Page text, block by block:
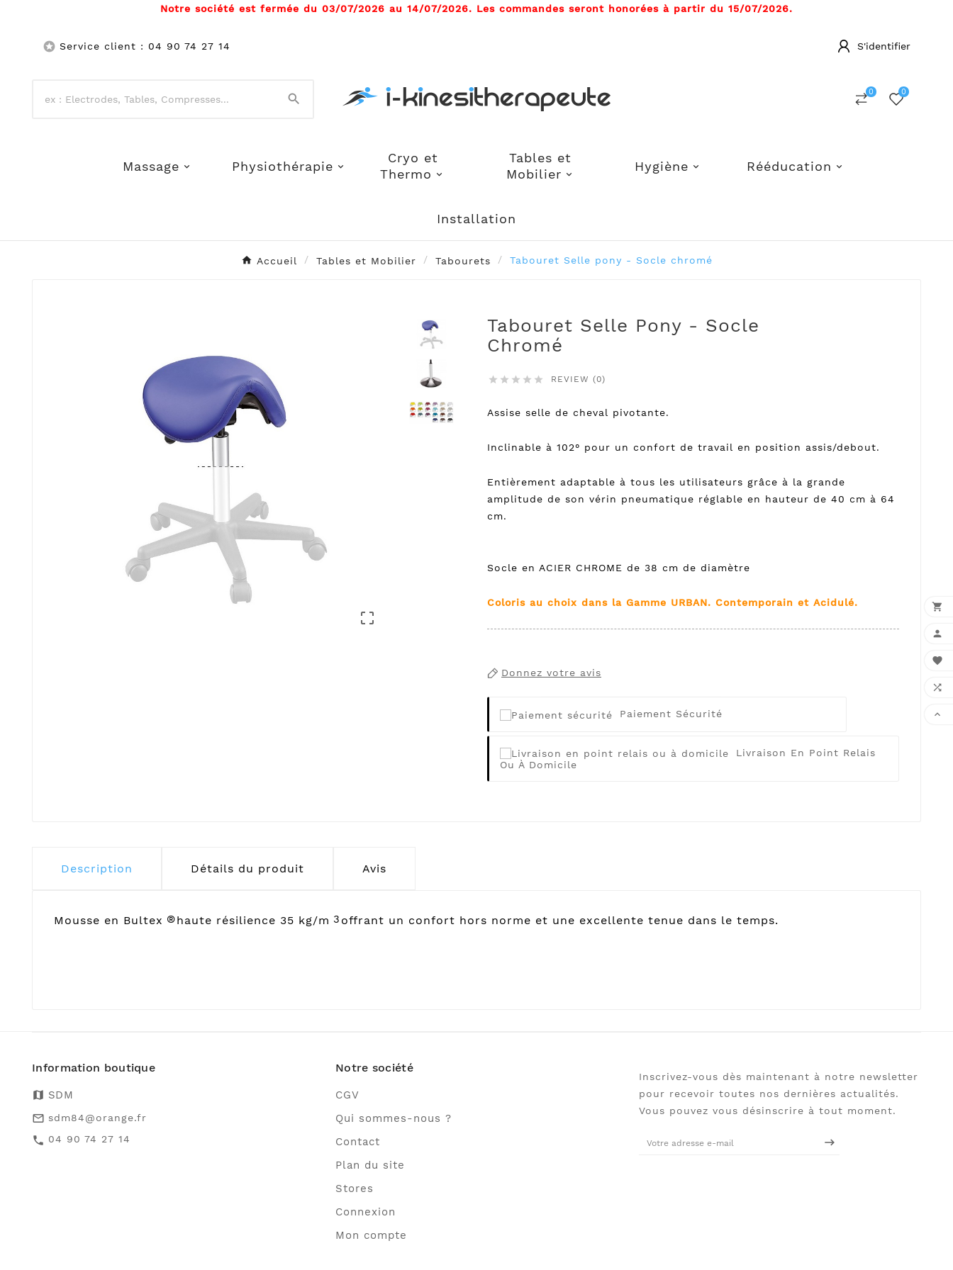
Notre société est fermée du 03/07/2026 au 14/07/2026. Les commandes seront honorées à partir du 15/07/2026.
 Service client : 04 90 74 27 14 S'identifier
 0 0
Massage Physiothérapie
Cryo et
Thermo
Tables et
Mobilier
Hygiène Rééducation
Installation
Accueil Tables et Mobilier Tabourets Tabouret Selle pony - Socle chromé

Tabouret Selle Pony - Socle
Chromé
     REVIEW (0)
Assise selle de cheval pivotante.
Inclinable à 102° pour un confort de travail en position assis/debout.
Entièrement adaptable à tous les utilisateurs grâce à la grande
amplitude de son vérin pneumatique réglable en hauteur de 40 cm à 64
cm.
Socle en ACIER CHROME de 38 cm de diamètre
Coloris au choix dans la Gamme URBAN. Contemporain et Acidulé.
Donnez votre avis
Paiement Sécurité
Livraison En Point Relais
Ou À Domicile
Description Détails du produit Avis
Mousse en Bultex ®haute résilience 35 kg/m 3offrant un confort hors norme et une excellente tenue dans le temps.
Information boutique
map SDM
mail_outline sdm84@orange.fr
call 04 90 74 27 14
Notre société
CGV
Qui sommes-nous ?
Contact
Plan du site
Stores
Connexion
Mon compte
Inscrivez-vous dès maintenant à notre newsletter
pour recevoir toutes nos dernières actualités.
Vous pouvez vous désinscrire à tout moment.




